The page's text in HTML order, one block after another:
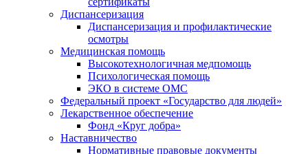
Диспансеризация
Диспансеризация и профилактические
осмотры
Медицинская помощь
Высокотехнологичная медпомощь
Психологическая помощь
ЭКО в системе ОМС
Федеральный проект «Государство для людей»
Лекарственное обеспечение
Фонд «Круг добра»
Наставничество
Нормативные правовые документы